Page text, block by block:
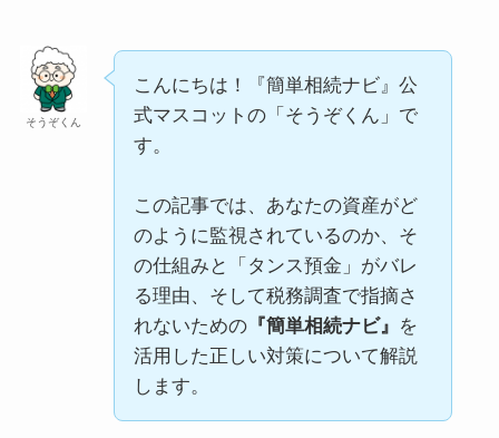
そうぞくん
こんにちは！『簡単相続ナビ』公
式マスコットの「そうぞくん」で
す。
この記事では、あなたの資産がど
のように監視されているのか、そ
の仕組みと「タンス預金」がバレ
る理由、そして税務調査で指摘さ
れないための『簡単相続ナビ』 を
活用した正しい対策について解説
します。